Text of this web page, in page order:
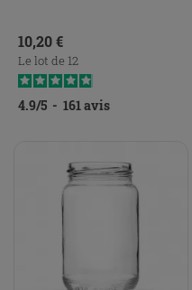
Prix
10,20 €
Le lot de 12
4.9/5 - 161avis